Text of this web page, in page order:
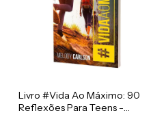
Livro #Vida Ao Máximo: 90
Reflexões Para Teens -